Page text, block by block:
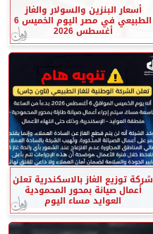
أسعار البنزين والسولار والغاز
الطبيعي في مصر اليوم الخميس 6
أغسطس 2026
شركة توزيع الغاز بالاسكندرية تعلن
أعمال صيانة بمحور المحمودية
العوايد مساء اليوم